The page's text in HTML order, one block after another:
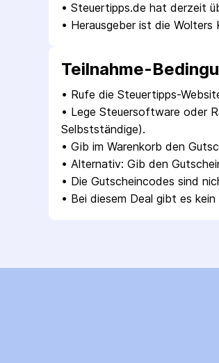
• Steuertipps.de hat derzeit
• Herausgeber ist die
Teilnahme-
• Rufe die Steuertipps-
• Lege Steuersoftware oder
Selbstständige).
• Gib im Warenkorb den
• Alternativ: Gib den
• Die Gutscheincodes sind
• Bei diesem Deal gibt es